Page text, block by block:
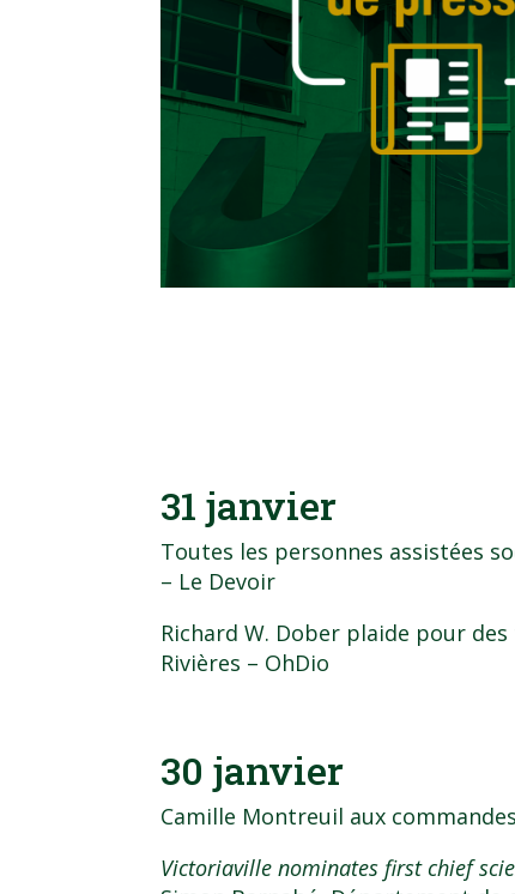
31 janvier
Toutes les personnes assistées
– Le Devoir
Richard W. Dober plaide pour
Rivières – OhDio
30 janvier
Camille Montreuil aux
Victoriaville nominates first chief